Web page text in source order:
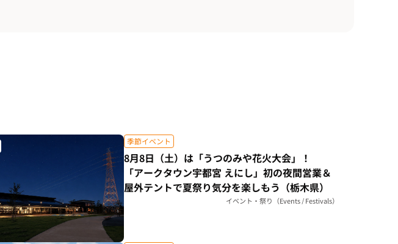
季節イベント
8月8日（土）は「うつのみや花火大会」！
「アークタウン宇都宮 えにし」初の夜間営業＆
屋外テントで夏祭り気分を楽しもう（栃木県）
イベント・祭り（Events / Festivals）